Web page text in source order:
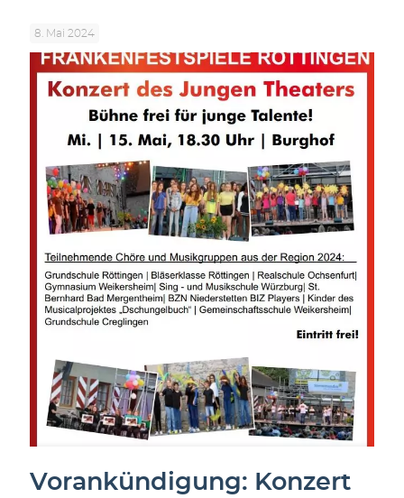
8. Mai 2024
Vorankündigung: Konzert